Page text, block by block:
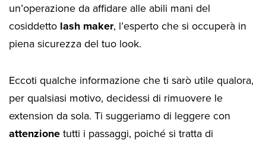
un’operazione da affidare alle abili mani del
cosiddetto lash maker, l’esperto che si occuperà in
piena sicurezza del tuo look.
Eccoti qualche informazione che ti sarò utile qualora,
per qualsiasi motivo, decidessi di rimuovere le
extension da sola. Ti suggeriamo di leggere con
attenzionetutti i passaggi, poiché si tratta di